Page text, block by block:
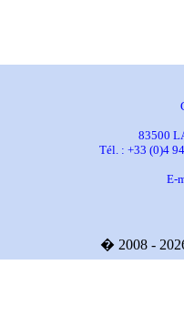
83500
Tél. : +33 (0)4
E-
� 2008 -